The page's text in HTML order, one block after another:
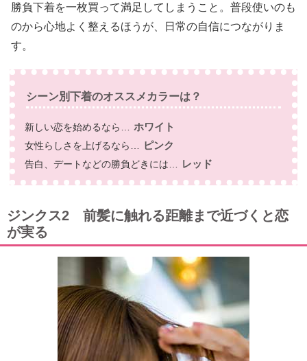
勝負下着を一枚買って満足してしまうこと。普段使いのも
のから心地よく整えるほうが、日常の自信につながりま
す。
シーン別下着のオススメカラーは？
新しい恋を始めるなら… ホワイト
女性らしさを上げるなら… ピンク
告白、デートなどの勝負どきには… レッド
ジンクス2 前髪に触れる距離まで近づくと恋
が実る